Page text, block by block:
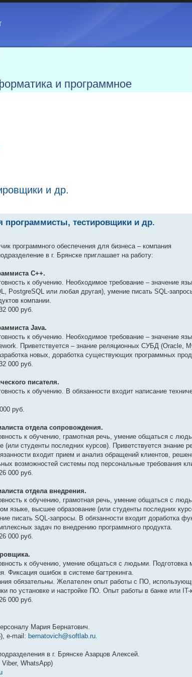
и программное
и др.
программисты, тестировщики и др.
программного обеспечения для бизнеса – компания
в г. Брянске приглашает на работу:
C++.
к обучению. Необходимое требование – значение
PostgreSQL или любая другая), умение писать SQL-
компании.
000 руб.
Java.
к обучению. Необходимое требование – значение
Приветствуется – знание реляционных СУБД (Oracle,
новых, доработка существующих программных
000 руб.
писателя.
к обучению. В обязанности входит написание
руб.
отдела сопровождения.
к обучению, грамотная речь, умение общаться с
студенты последних курсов). Приветствуется
входит прием и анализ обращений клиентов,
возможностей системы под персональные требования
000 руб.
отдела внедрения.
к обучению, грамотная речь, умение общаться с
языке, высшее образование (или студенты последних
писать SQL-запросы. В обязанности входит доработка
задач по внедрению программного продукта.
000 руб.
к обучению, умение общаться с людьми. Подготовка
Фиксация ошибок в системе багтрекинга.
обязательны. Желателен опыт работы с ПО,
по установке и настройке ПО. Опыт работы в банке или IT-
000 руб.
Мария Бернатович.
e-mail: bernatovich@softlab.ru.
в г. Брянске Азарцов Алексей.
WhatsApp)